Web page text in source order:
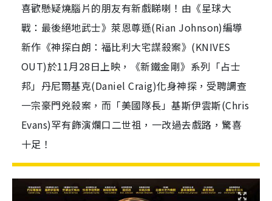
喜歡懸疑燒腦片的朋友有新戲睇喇！由《星球大
戰：最後絕地武士》萊恩尊遜(Rian Johnson)編導
新作《神探白朗：福比利大宅謀殺案》(KNIVES
OUT)於11月28日上映，《新鐵金剛》系列「占士
邦」丹尼爾基克(Daniel Craig)化身神探，受聘調查
一宗豪門兇殺案，而「美國隊長」基斯伊雲斯(Chris
Evans)罕有飾演爛口二世祖，一改過去戲路，驚喜
十足！